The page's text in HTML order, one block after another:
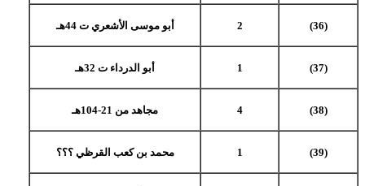
(36)
2 أبو موسى الأشعري ت 44هـ
(37)
1 أبو الدرداء ت 32هـ
(38)
4 مجاهد من 21-104هـ
(39)
1 محمد بن كعب القرظي ؟؟؟